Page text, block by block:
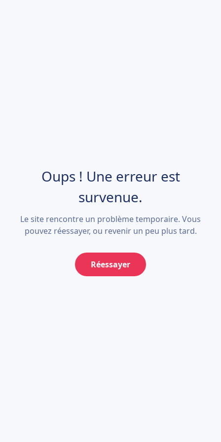
Oups ! Une erreur est
survenue.
Le site rencontre un problème temporaire. Vous
pouvez réessayer, ou revenir un peu plus tard.
Réessayer